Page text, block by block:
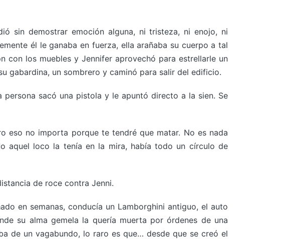
sin demostrar emoción alguna, ni tristeza, ni enojo, ni
él le ganaba en fuerza, ella arañaba su cuerpo a tal
con los muebles y Jennifer aprovechó para estrellarle un
gabardina, un sombrero y caminó para salir del edificio.
sacó una pistola y le apuntó directo a la sien. Se
eso no importa porque te tendré que matar. No es nada
aquel loco la tenía en la mira, había todo un círculo de
de roce contra Jenni.
en semanas, conducía un Lamborghini antiguo, el auto
su alma gemela la quería muerta por órdenes de una
de un vagabundo, lo raro es que… desde que se creó el